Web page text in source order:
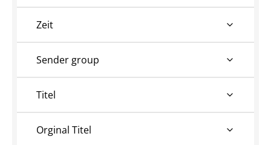
Zeit
Sender group
Titel
Orginal Titel